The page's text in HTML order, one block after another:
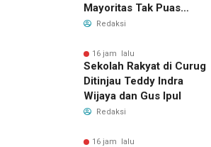
Mayoritas Tak Puas
dengan Pengelolaannya
Redaksi
16 jam lalu
Sekolah Rakyat di Curug
Ditinjau Teddy Indra
Wijaya dan Gus Ipul
Redaksi
16 jam lalu